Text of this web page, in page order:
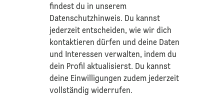
findest du in unserem
Datenschutzhinweis. Du kannst
jederzeit entscheiden, wie wir dich
kontaktieren dürfen und deine Daten
und Interessen verwalten, indem du
dein Profil aktualisierst. Du kannst
deine Einwilligungen zudem jederzeit
vollständig widerrufen.